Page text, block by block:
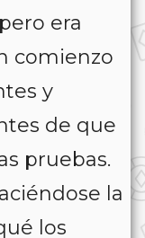
era
comienzo
y
de que
pruebas.
la
los